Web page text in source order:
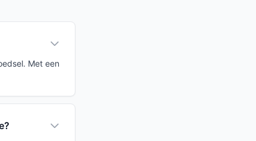
Met een